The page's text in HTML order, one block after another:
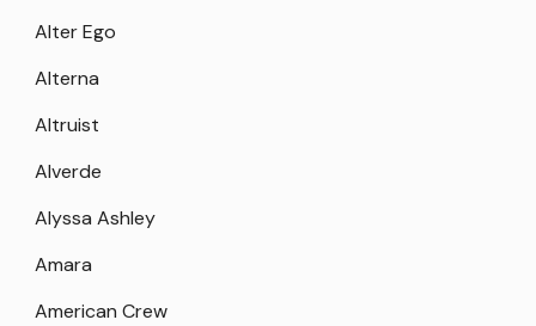
Alter Ego
Alterna
Altruist
Alverde
Alyssa Ashley
Amara
American Crew